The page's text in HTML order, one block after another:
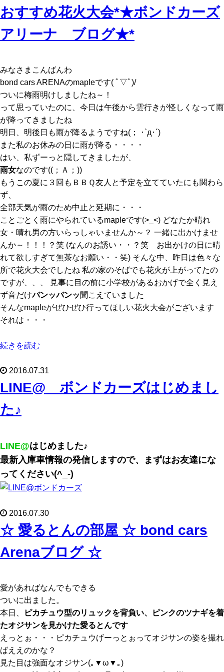
おすすめ花火大会*★ボンドカーズ
アリーナ ブログ★*
みなさまこんばんわ
bond cars ARENAのmapleです( ﾟ▽ﾟ)/
ついに梅雨明けしましたね～！
って思っていたのに、今日は午後から雲行きが怪しくなって雨
が降ってきましたね
明日、明後日も雨が降るようですね(； ･`д･´)
また私のお休みの日に雨が降る・・・・
はい、私ずーっと隠してきましたが、
雨女なのです((；Ａ；))
もうこの夏に３回もＢＢＱ友人と予定を立てていたにも関わら
ず、
全部天気が雨のため中止と延期に・・・
ことごとく雨にやられているmapleです(>_<) どなたか晴れ
女・晴れ男の方いらっしゃいませんか～？ 一緒に出かけませ
んか～！！！？笑 (なんのお誘い・・？笑 お出かけの日に晴
れて欲しすぎて無茶なお願い・・笑) そんな中、昨日は色々な
所で花火大会でしたね 私の家のそばでも花火が上がってたの
ですが、、、 見事に目の前に小学校があるおかげで全く見え
ず音だけバンッバンッ聞こえていました
そんなmapleがぜひぜひ行ってほしい花火大会がございます
それは・・・
続きを読む
2016.07.31
LINE@ ボンドカーズはじめまし
た♪
LINE@はじめました♪
最新入庫車情報の発信しますので、まずはお友達にな
ってください(^_-)
2016.07.30
☆ 愛るとんの部屋 ☆ bond cars
Arenaブログ ☆
愛があればなんでもできる
ついに出ました。
本日、
ピカチュウ型のリュックを背負い、ピンクのツナギを着
たオジサンを見かけた愛るとんです
えっとぉ・・・ピカチュウげーっとぉってオジサンの姿を撮れ
ばええのかな？
見た目は強面なオジサン(｡▼ω▼｡)